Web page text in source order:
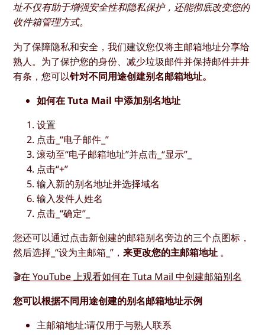
址不仅有助于增强安全性和隐私保护，还能彻底改变您的
收件箱管理方式。
为了保障隐私和安全，我们建议您仅将主邮箱地址分享给
熟人。为了保护您的身份、减少垃圾邮件并保持邮件井井
有条，您可以针对不同用途创建别名邮箱地址。
如何在 Tuta Mail 中添加别名地址
设置
点击_“电子邮件_”
滚动至“电子邮箱地址”并点击_“显示”_
点击“+”
输入新的别名地址并选择域名
输入发件人姓名
点击_“确定”_
您还可以通过点击新创建的邮箱别名旁边的三个点图标，
然后选择_“设为主邮箱_”，来更改您的主邮箱地址 。
🎬在 YouTube 上观看如何在 Tuta Mail 中创建邮箱别名
您可以根据不同用途创建的别名邮箱地址示例
主邮箱地址:请仅用于与熟人联系